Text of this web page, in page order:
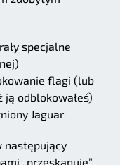
specjalne
flagi (lub
odblokowałeś)
Jaguar
następujący
„przeskanuje”